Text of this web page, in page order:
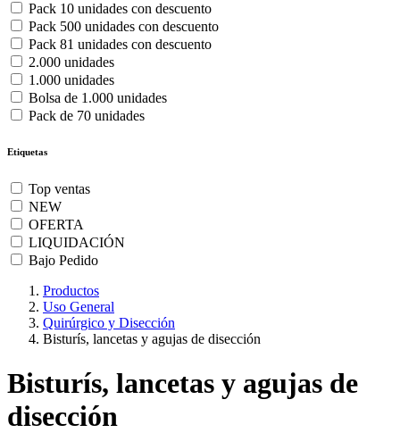
Pack 10 unidades con descuento
Pack 500 unidades con descuento
Pack 81 unidades con descuento
2.000 unidades
1.000 unidades
Bolsa de 1.000 unidades
Pack de 70 unidades
Etiquetas
Top ventas
NEW
OFERTA
LIQUIDACIÓN
Bajo Pedido
Productos
Uso General
Quirúrgico y Disección
Bisturís, lancetas y agujas de disección
Bisturís, lancetas y agujas de
disección